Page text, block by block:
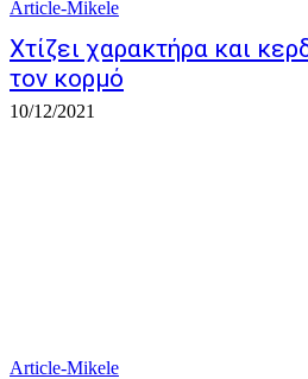
Article-Mikele
Χτίζει χαρακτήρα και
τον κορμό
10/12/2021
Article-Mikele